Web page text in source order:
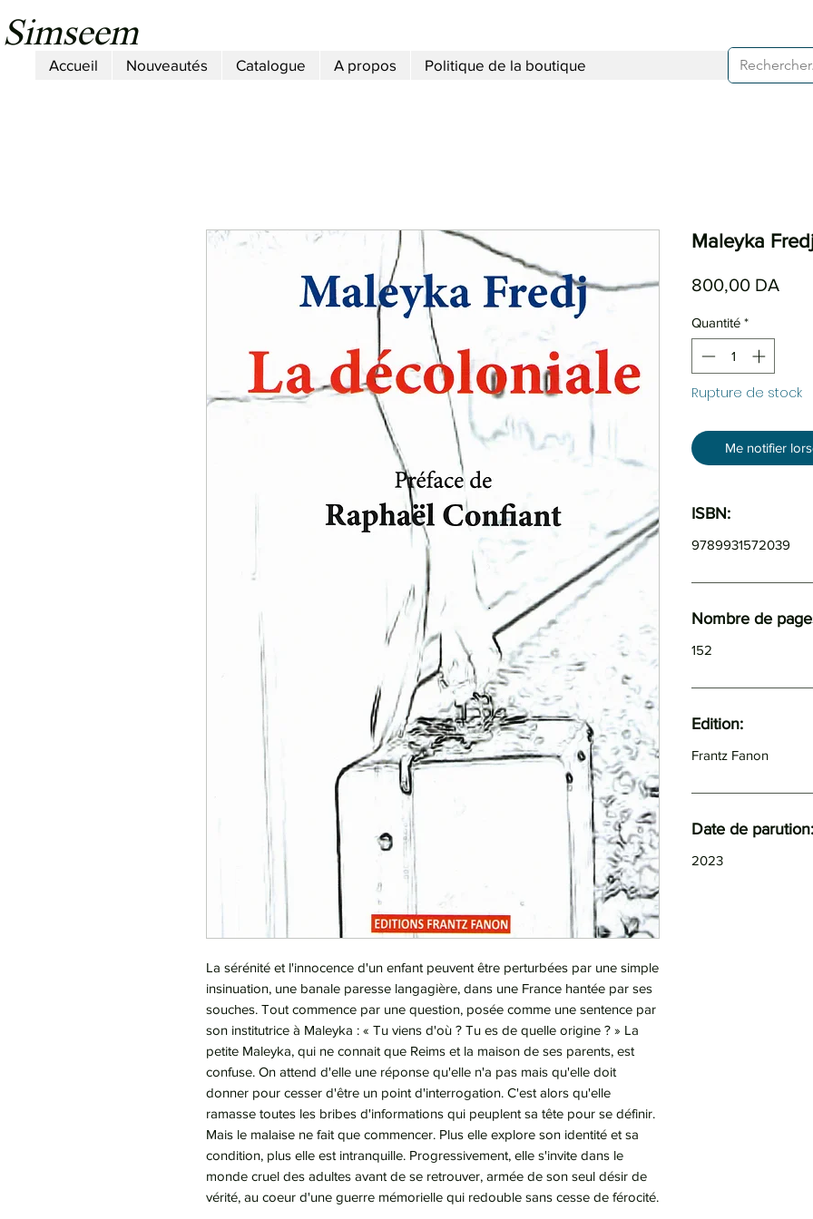
Simseem
Accueil Nouveautés Catalogue A propos Politique de la boutique
La sérénité et l'innocence d'un enfant peuvent être perturbées par une simple
insinuation, une banale paresse langagière, dans une France hantée par ses
souches. Tout commence par une question, posée comme une sentence par
son institutrice à Maleyka : « Tu viens d'où ? Tu es de quelle origine ? » La
petite Maleyka, qui ne connait que Reims et la maison de ses parents, est
confuse. On attend d'elle une réponse qu'elle n'a pas mais qu'elle doit
donner pour cesser d'être un point d'interrogation. C'est alors qu'elle
ramasse toutes les bribes d'informations qui peuplent sa tête pour se définir.
Mais le malaise ne fait que commencer. Plus elle explore son identité et sa
condition, plus elle est intranquille. Progressivement, elle s'invite dans le
monde cruel des adultes avant de se retrouver, armée de son seul désir de
vérité, au coeur d'une guerre mémorielle qui redouble sans cesse de férocité.
Maleyka
800,00 DA
Quantité *
Rupture de stock
Me notifier
ISBN:
9789931572039
Nombre de
152
Edition:
Frantz Fanon
Date de parution:
2023